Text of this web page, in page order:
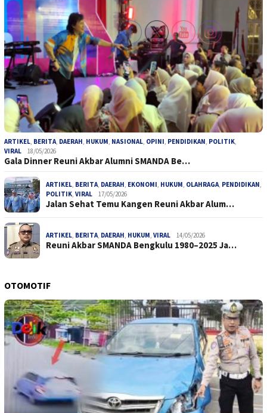
ARTIKEL, BERITA, DAERAH, HUKUM, NASIONAL, OPINI, PENDIDIKAN, POLITIK,
VIRAL
18/05/2026
Gala Dinner Reuni Akbar Alumni SMANDA Be…
ARTIKEL, BERITA, DAERAH, EKONOMI, HUKUM, OLAHRAGA, PENDIDIKAN,
POLITIK, VIRAL 17/05/2026
Jalan Sehat Temu Kangen Reuni Akbar Alum…
ARTIKEL, BERITA, DAERAH, HUKUM, VIRAL 14/05/2026
Reuni Akbar SMANDA Bengkulu 1980–2025 Ja…
OTOMOTIF